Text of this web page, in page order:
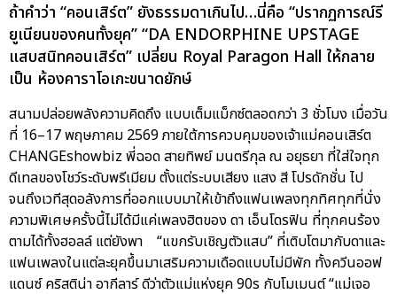
ถ้าคำว่า “คอนเสิร์ต” ยังธรรมดาเกินไป…นี่คือ “ปรากฏการณ์รี
ยูเนียนของคนทั้งยุค” “DA ENDORPHINE UPSTAGE
แสบสนิทคอนเสิร์ต” เปลี่ยน Royal Paragon Hall ให้กลาย
เป็น ห้องคาราโอเกะขนาดยักษ์
สนามปล่อยพลังความคิดถึง แบบเต็มแม็กซ์ตลอดกว่า 3 ชั่วโมง เมื่อวัน
ที่ 16–17 พฤษภาคม 2569 ภายใต้การควบคุมของเจ้าแม่คอนเสิร์ต
CHANGEshowbiz พี่ฉอด สายทิพย์ มนตรีกุล ณ อยุธยา ที่ใส่ใจทุก
ดีเทลของโชว์ระดับพรีเมียม ตั้งแต่ระบบเสียง แสง สี โปรดักชั่น ไป
จนถึงเวทีสุดอลังการที่ออกแบบมาให้เข้าถึงแฟนเพลงทุกทิศทุกที่นั่ง
ความพิเศษครั้งนี้ไม่ได้มีแค่เพลงฮิตของ ดา เอ็นโดรฟิน ที่ทุกคนร้อง
ตามได้ทั้งฮอลล์ แต่ยังพา “แขกรับเชิญตัวแสบ” ที่เติบโตมากับดาและ
แฟนเพลงในแต่ละยุคขึ้นมาเสริมความเดือดแบบไม่มีพัก ทั้งควีนออฟ
แดนซ์ คริสติน่า อากีลาร์ ดีว่าตัวแม่แห่งยุค 90s กับโมเมนต์ “แม่เจอ